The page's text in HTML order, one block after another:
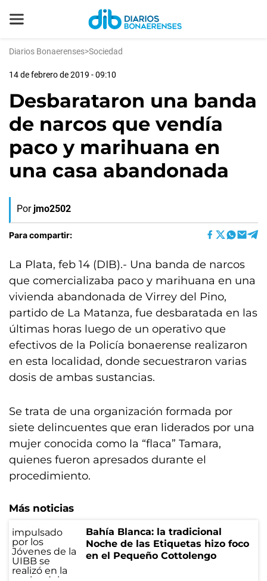
Diarios Bonaerenses>Sociedad
14 de febrero de 2019 - 09:10
Desbarataron una banda
de narcos que vendía
paco y marihuana en
una casa abandonada
Por jmo2502
Para compartir:
La Plata, feb 14 (DIB).- Una banda de narcos
que comercializaba paco y marihuana en una
vivienda abandonada de Virrey del Pino,
partido de La Matanza, fue desbaratada en las
últimas horas luego de un operativo que
efectivos de la Policía bonaerense realizaron
en esta localidad, donde secuestraron varias
dosis de ambas sustancias.
Se trata de una organización formada por
siete delincuentes que eran liderados por una
mujer conocida como la “flaca” Tamara,
quienes fueron apresados durante el
procedimiento.
Más noticias
Bahía Blanca: la tradicional
Noche de las Etiquetas hizo foco
en el Pequeño Cottolengo